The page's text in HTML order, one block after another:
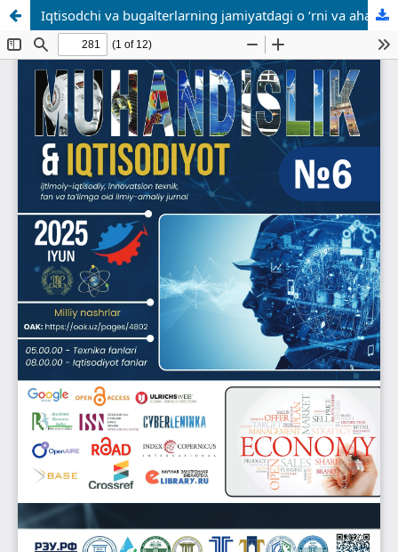
Iqtisodchi va bugalterlarning jamiyatdagi o ‘rni va ahamiyati